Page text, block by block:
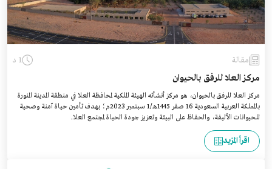
مقالة 1 د
مركز العلا للرفق بالحيوان
مركز العلا للرفق بالحيوان، هو مركز أنشأته الهيئة الملكية لمحافظة العلا في منطقة المدينة المنورة
بالمملكة العربية السعودية 16 صفر 1445هـ/1 سبتمبر 2023م؛ بهدف تأمين حياة آمنة وصحية
للحيوانات الأليفة، والحفاظ على البيئة وتعزيز جودة الحياة لمجتمع العلا.
اقرأ المزيد